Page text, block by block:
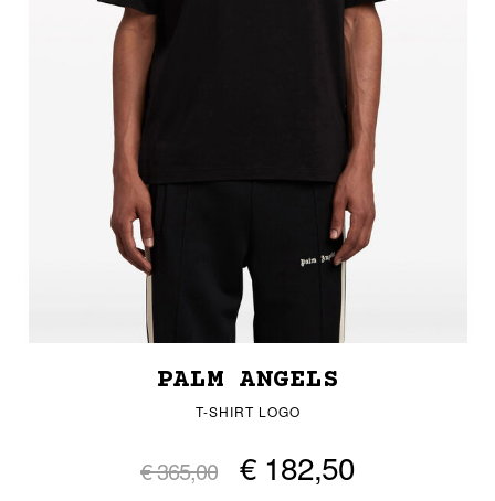
PALM ANGELS
T-SHIRT LOGO
€ 365,00 € 182,50